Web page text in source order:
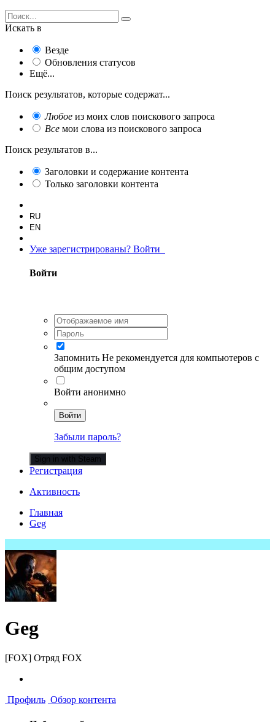
Искать в
Везде
Обновления статусов
Ещё...
Поиск результатов, которые содержат...
Любое из моих слов поискового запроса
Все мои слова из поискового запроса
Поиск результатов в...
Заголовки и содержание контента
Только заголовки контента
RU
EN
Уже зарегистрированы? Войти
Войти
Запомнить Не рекомендуется для компьютеров с
общим доступом
Войти анонимно
Войти
Забыли пароль?
Sign in with Steam
Регистрация
Активность
Главная
Geg
Geg
[FOX] Отряд FOX
Профиль Обзор контента